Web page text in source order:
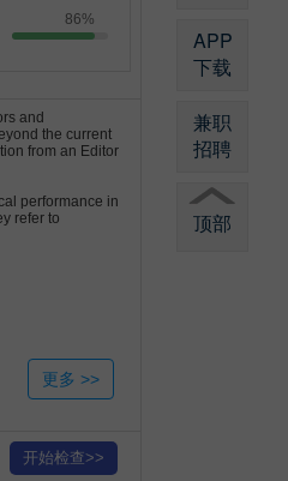
86%
and
the current
from an Editor
performance in
refer to
开始检查>>
APP
下载
兼职
招聘
顶部